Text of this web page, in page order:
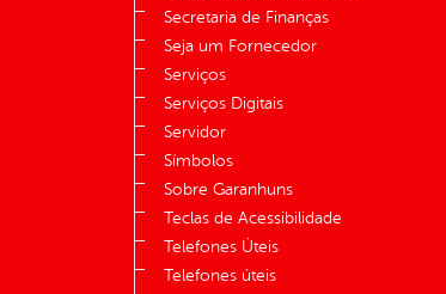
Secretaria de Finanças
Seja um Fornecedor
Serviços
Serviços Digitais
Servidor
Símbolos
Sobre Garanhuns
Teclas de Acessibilidade
Telefones Úteis
Telefones úteis